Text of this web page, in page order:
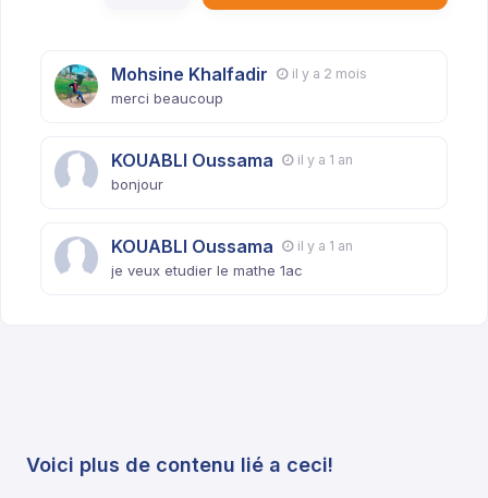
Mohsine Khalfadir il y a 2 mois
merci beaucoup
KOUABLI Oussama il y a 1 an
bonjour
KOUABLI Oussama il y a 1 an
je veux etudier le mathe 1ac
Voici plus de contenu lié a ceci!